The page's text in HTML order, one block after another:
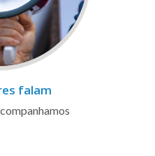
falam